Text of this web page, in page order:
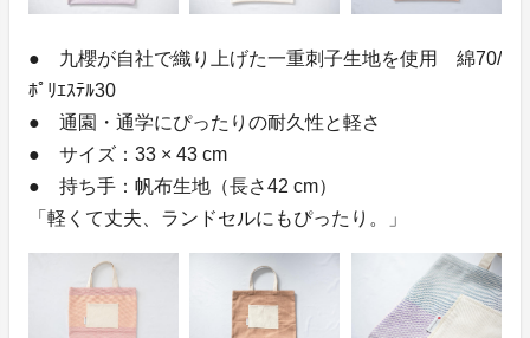
● 九櫻が自社で織り上げた一重刺子生地を使用 綿70/
ﾎﾟﾘｴｽﾃﾙ30
● 通園・通学にぴったりの耐久性と軽さ
● サイズ：33 × 43 cm
● 持ち手：帆布生地（長さ42 cm）
「軽くて丈夫、ランドセルにもぴったり。」